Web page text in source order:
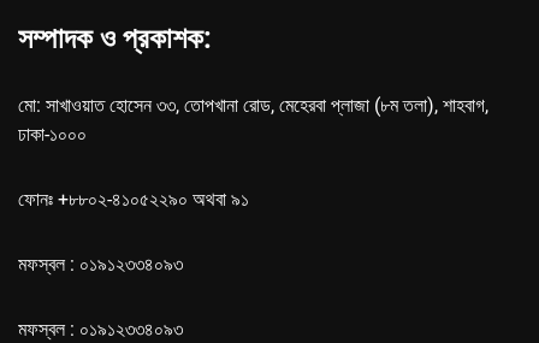
সম্পাদক ও প্রকাশক:
মো: সাখাওয়াত হোসেন ৩৩, তোপখানা রোড, মেহেরবা প্লাজা (৮ম তলা), শাহবাগ,
ঢাকা-১০০০
ফোনঃ +৮৮০২-৪১০৫২২৯০ অথবা ৯১
মফস্বল : ০১৯১২৩৩৪০৯৩
মফস্বল : ০১৯১২৩৩৪০৯৩